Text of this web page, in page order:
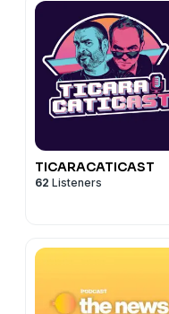
TICARACATICAST
62 Listeners